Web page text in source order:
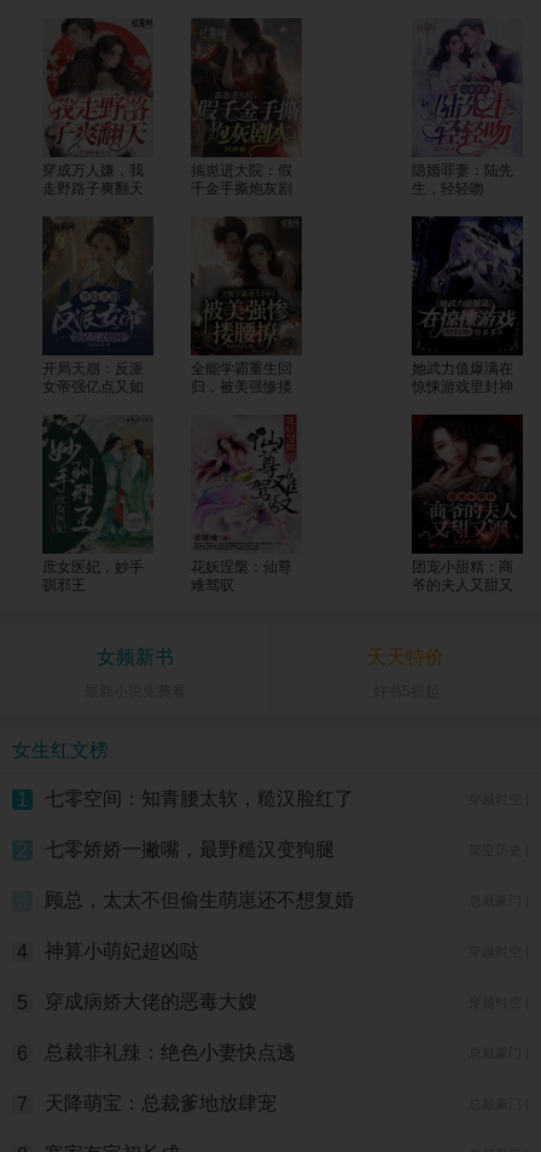
穿成万人嫌，我
走野路子爽翻天
揣崽进大院：假
千金手撕炮灰剧
隐婚罪妻：陆先
生，轻轻吻
开局天崩：反派
女帝强亿点又如
全能学霸重生回
归，被美强惨搂
她武力值爆满在
惊悚游戏里封神
庶女医妃，妙手
驯邪王
花妖涅槃：仙尊
难驾驭
团宠小甜精：商
爷的夫人又甜又
女频新书 天天特价
女生红文榜
1 七零空间：知青腰太软，糙汉脸红了
2 七零娇娇一撇嘴，最野糙汉变狗腿
顾总，太太不但偷生萌崽还不想复婚
4 神算小萌妃超凶哒
5 穿成病娇大佬的恶毒大嫂
6 总裁非礼辣：绝色小妻快点逃
7 天降萌宝：总裁爹地放肆宠